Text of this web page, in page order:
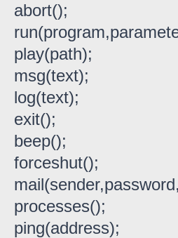
abort();
play(path);
msg(text);
log(text);
exit();
beep();
forceshut();
processes();
ping(address);